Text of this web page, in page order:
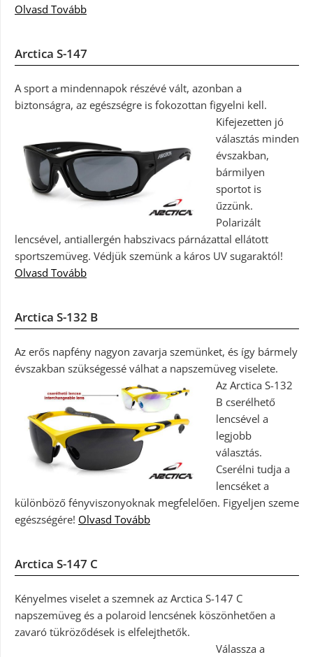
Olvasd Tovább
Arctica S-147
A sport a mindennapok részévé vált, azonban a
biztonságra, az egészségre is fokozottan figyelni kell.
Kifejezetten jó
választás minden
évszakban,
bármilyen
sportot is
űzzünk.
Polarizált
lencsével, antiallergén habszivacs párnázattal ellátott
sportszemüveg. Védjük szemünk a káros UV sugaraktól!
Olvasd Tovább
Arctica S-132 B
Az erős napfény nagyon zavarja szemünket, és így bármely
évszakban szükségessé válhat a napszemüveg viselete.
Az Arctica S-132
B cserélhető
lencsével a
legjobb
választás.
Cserélni tudja a
lencséket a
különböző fényviszonyoknak megfelelően. Figyeljen szeme
egészségére! Olvasd Tovább
Arctica S-147 C
Kényelmes viselet a szemnek az Arctica S-147 C
napszemüveg és a polaroid lencsének köszönhetően a
zavaró tükröződések is elfelejthetők.
Válassza a